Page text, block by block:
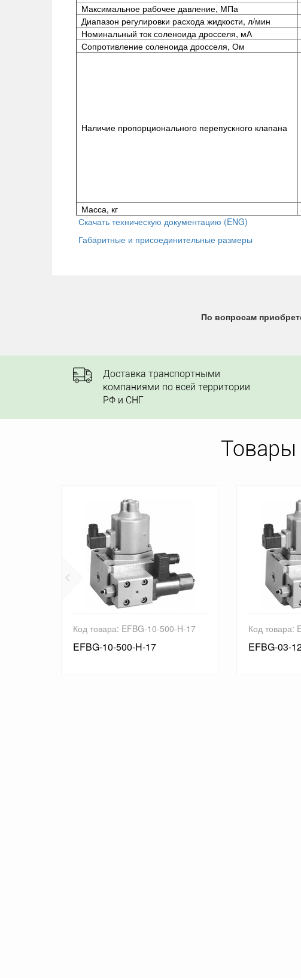
Максимальное рабочее давление, МПа
Диапазон регулировки расхода жидкости, л/мин
Номинальный ток соленоида дросселя, мА
Сопротивление соленоида дросселя, Ом
Наличие пропорционального перепускного клапана
Масса, кг
Скачать техническую документацию (ENG)
Габаритные и присоединительные размеры
По вопросам
Доставка транспортными
компаниями по всей территории
РФ и СНГ
Товары
Код товара: EFBG-10-500-H-17
EFBG-10-500-H-17
Код товара:
EFBG-03-